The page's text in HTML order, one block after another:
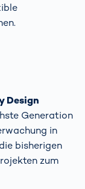
Design
Generation
in
bisherigen
zum